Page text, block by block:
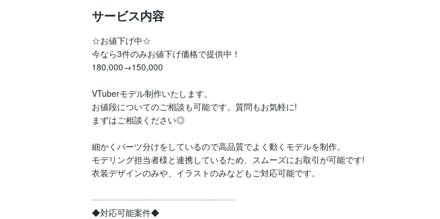
サービス内容
☆お値下げ中☆
今なら3件のみお値下げ価格で提供中！
180,000→150,000
VTuberモデル制作いたします。
お値段についてのご相談も可能です。質問もお気軽に!
まずはご相談ください◎
細かくパーツ分けをしているので高品質でよく動くモデルを制作。
モデリング担当者様と連携しているため、スムーズにお取引が可能です!
衣装デザインのみや、イラストのみなどもご対応可能です。
┈┈┈┈┈┈┈┈┈┈┈┈┈┈┈┈┈
◆対応可能案件◆